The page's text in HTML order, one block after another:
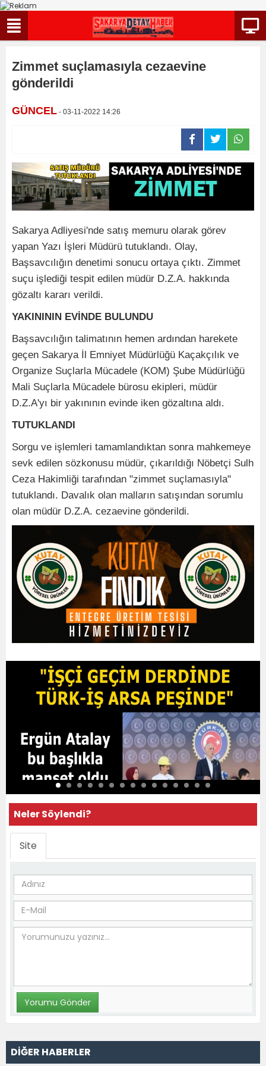
Zimmet suçlamasıyla cezaevine
gönderildi
GÜNCEL - 03-11-2022 14:26
Sakarya Adliyesi'nde satış memuru olarak görev
yapan Yazı İşleri Müdürü tutuklandı. Olay,
Başsavcılığın denetimi sonucu ortaya çıktı. Zimmet
suçu işlediği tespit edilen müdür D.Z.A. hakkında
gözaltı kararı verildi.
YAKINININ EVİNDE BULUNDU
Başsavcılığın talimatının hemen ardından harekete
geçen Sakarya İl Emniyet Müdürlüğü Kaçakçılık ve
Organize Suçlarla Mücadele (KOM) Şube Müdürlüğü
Mali Suçlarla Mücadele bürosu ekipleri, müdür
D.Z.A'yı bir yakınının evinde iken gözaltına aldı.
TUTUKLANDI
Sorgu ve işlemleri tamamlandıktan sonra mahkemeye
sevk edilen sözkonusu müdür, çıkarıldığı Nöbetçi Sulh
Ceza Hakimliği tarafından "zimmet suçlamasıyla"
tutuklandı. Davalık olan malların satışından sorumlu
olan müdür D.Z.A. cezaevine gönderildi.
Neler Söylendi?
Site
DİĞER HABERLER